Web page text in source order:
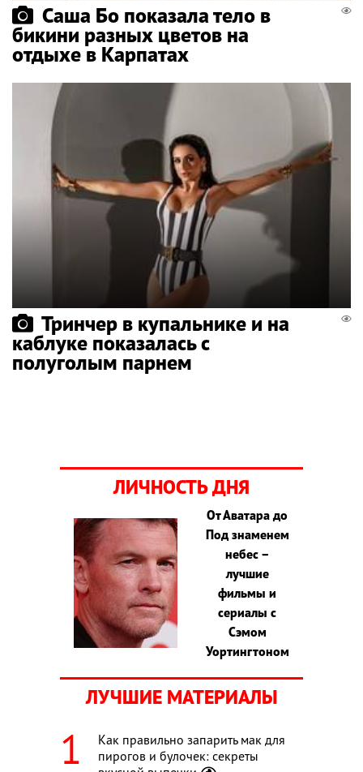
Саша Бо показала тело в
бикини разных цветов на
отдыхе в Карпатах
Тринчер в купальнике и на
каблуке показалась с
полуголым парнем
ЛИЧНОСТЬ ДНЯ
От Аватара до
Под знаменем
небес –
лучшие
фильмы и
сериалы с
Сэмом
Уортингтоном
ЛУЧШИЕ МАТЕРИАЛЫ
Как правильно запарить мак для
пирогов и булочек: секреты